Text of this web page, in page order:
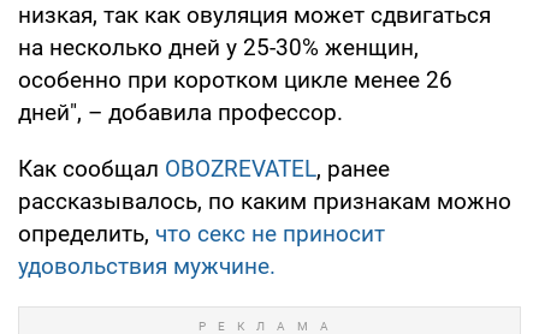
низкая, так как овуляция может сдвигаться
на несколько дней у 25-30% женщин,
особенно при коротком цикле менее 26
дней", – добавила профессор.
Как сообщал OBOZREVATEL, ранее
рассказывалось, по каким признакам можно
определить, что секс не приносит
удовольствия мужчине.